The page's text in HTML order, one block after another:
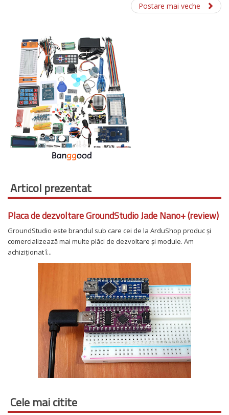
Postare mai veche
Articol prezentat
Placa de dezvoltare GroundStudio Jade Nano+ (review)
GroundStudio este brandul sub care cei de la ArduShop produc și
comercializează mai multe plăci de dezvoltare și module. Am
achiziționat î...
Cele mai citite